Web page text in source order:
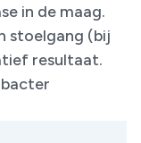
in de maag.
stoelgang (bij
resultaat.